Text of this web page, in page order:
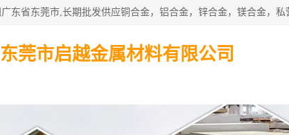
东莞市启越金属材料有限公司